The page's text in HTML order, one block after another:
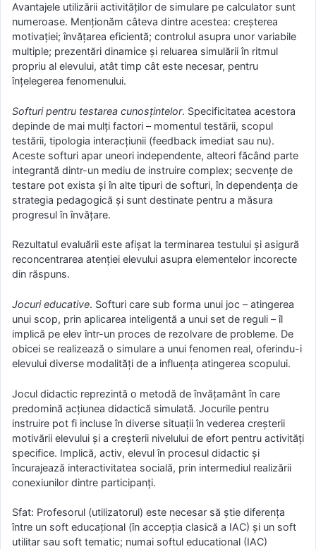
Avantajele utilizării activităţilor de simulare pe calculator sunt
numeroase. Menţionăm câteva dintre acestea: creşterea
motivaţiei; învăţarea eficientă; controlul asupra unor variabile
multiple; prezentări dinamice şi reluarea simulării în ritmul
propriu al elevului, atât timp cât este necesar, pentru
înţelegerea fenomenului.
Softuri pentru testarea cunosţintelor. Specificitatea acestora
depinde de mai mulţi factori – momentul testării, scopul
testării, tipologia interacţiunii (feedback imediat sau nu).
Aceste softuri apar uneori independente, alteori făcând parte
integrantă dintr-un mediu de instruire complex; secvenţe de
testare pot exista şi în alte tipuri de softuri, în dependenţa de
strategia pedagogică şi sunt destinate pentru a măsura
progresul în învăţare.
Rezultatul evaluării este afişat la terminarea testului şi asigură
reconcentrarea atenţiei elevului asupra elementelor incorecte
din răspuns.
Jocuri educative. Softuri care sub forma unui joc – atingerea
unui scop, prin aplicarea inteligentă a unui set de reguli – îl
implică pe elev într-un proces de rezolvare de probleme. De
obicei se realizează o simulare a unui fenomen real, oferindu-i
elevului diverse modalităţi de a influenţa atingerea scopului.
Jocul didactic reprezintă o metodă de învăţamânt în care
predomină acţiunea didactică simulată. Jocurile pentru
instruire pot fi incluse în diverse situaţii în vederea creşterii
motivării elevului şi a creşterii nivelului de efort pentru activităţi
specifice. Implică, activ, elevul în procesul didactic şi
încurajează interactivitatea socială, prin intermediul realizării
conexiunilor dintre participanţi.
Sfat: Profesorul (utilizatorul) este necesar să ştie diferenţa
între un soft educaţional (în accepţia clasică a IAC) şi un soft
utilitar sau soft tematic; numai softul educational (IAC)